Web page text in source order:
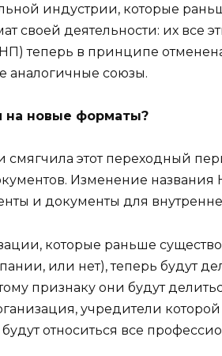
индустрии, которые
своей деятельности: их все
теперь в принципе
аналогичные союзы.
на новые форматы?
смягчила этот переходный
Изменение названия
и документы для
которые раньше
или нет), теперь будут
признаку они будут
учредители
относиться все